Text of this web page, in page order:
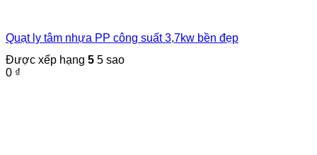
Quạt ly tâm nhựa PP công suất 3,7kw bền đẹp
Được xếp hạng 5 5 sao
0 ₫